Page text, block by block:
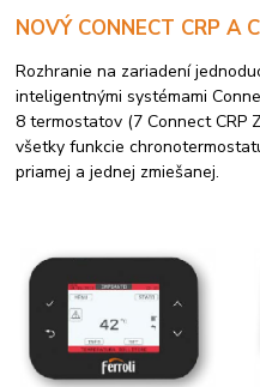
NOVÝ CONNECT CRP A
Rozhranie na zariadení
inteligentnými systémami
8 termostatov (7 Connect CRP
všetky funkcie
priamej a jednej zmiešanej.